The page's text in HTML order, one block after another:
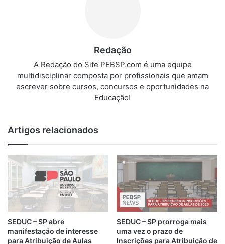
Redação
A Redação do Site PEBSP.com é uma equipe
multidisciplinar composta por profissionais que amam
escrever sobre cursos, concursos e oportunidades na
Educação!
Artigos relacionados
SEDUC – SP abre
manifestação de interesse
para Atribuição de Aulas
SEDUC – SP prorroga mais
uma vez o prazo de
Inscrições para Atribuição de